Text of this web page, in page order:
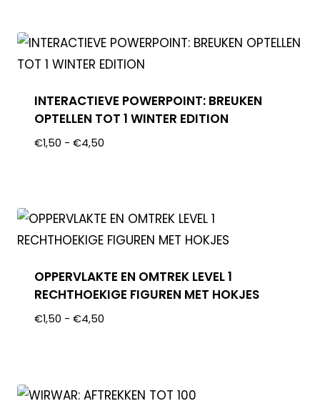
INTERACTIEVE POWERPOINT: BREUKEN
OPTELLEN TOT 1 WINTER EDITION
€1,50 - €4,50
OPPERVLAKTE EN OMTREK LEVEL 1
RECHTHOEKIGE FIGUREN MET HOKJES
€1,50 - €4,50